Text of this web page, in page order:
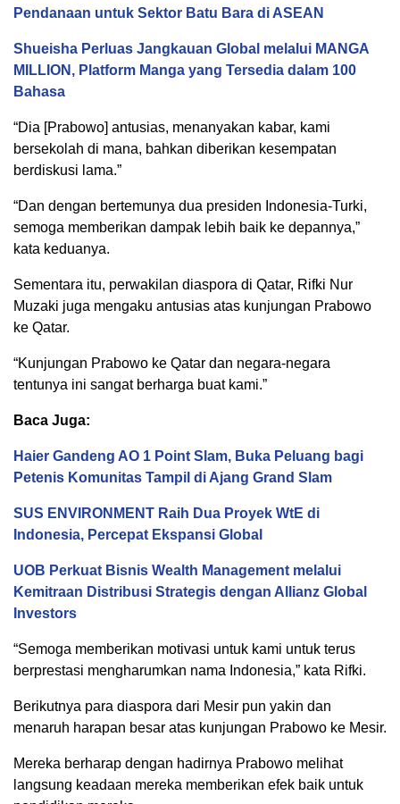
Pendanaan untuk Sektor Batu Bara di ASEAN
Shueisha Perluas Jangkauan Global melalui MANGA
MILLION, Platform Manga yang Tersedia dalam 100
Bahasa
“Dia [Prabowo] antusias, menanyakan kabar, kami
bersekolah di mana, bahkan diberikan kesempatan
berdiskusi lama.”
“Dan dengan bertemunya dua presiden Indonesia-Turki,
semoga memberikan dampak lebih baik ke depannya,”
kata keduanya.
Sementara itu, perwakilan diaspora di Qatar, Rifki Nur
Muzaki juga mengaku antusias atas kunjungan Prabowo
ke Qatar.
“Kunjungan Prabowo ke Qatar dan negara-negara
tentunya ini sangat berharga buat kami.”
Baca Juga:
Haier Gandeng AO 1 Point Slam, Buka Peluang bagi
Petenis Komunitas Tampil di Ajang Grand Slam
SUS ENVIRONMENT Raih Dua Proyek WtE di
Indonesia, Percepat Ekspansi Global
UOB Perkuat Bisnis Wealth Management melalui
Kemitraan Distribusi Strategis dengan Allianz Global
Investors
“Semoga memberikan motivasi untuk kami untuk terus
berprestasi mengharumkan nama Indonesia,” kata Rifki.
Berikutnya para diaspora dari Mesir pun yakin dan
menaruh harapan besar atas kunjungan Prabowo ke Mesir.
Mereka berharap dengan hadirnya Prabowo melihat
langsung keadaan mereka memberikan efek baik untuk